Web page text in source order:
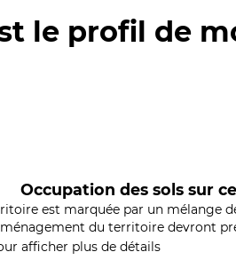
le profil de
Occupation des sols sur
est marquée par un mélange
du territoire devront
afficher plus de détails